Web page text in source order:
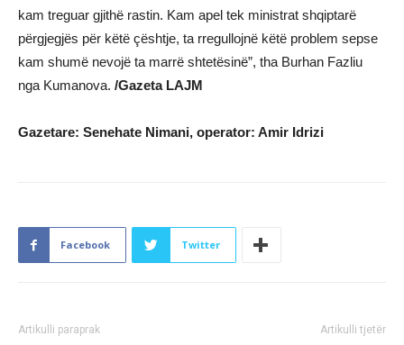
kam treguar gjithë rastin. Kam apel tek ministrat shqiptarë
përgjegjës për këtë çështje, ta rregullojnë këtë problem sepse
kam shumë nevojë ta marrë shtetësinë”, tha Burhan Fazliu
nga Kumanova. /Gazeta LAJM
Gazetare: Senehate Nimani, operator: Amir Idrizi
Facebook Twitter
Artikulli paraprak Artikulli tjetër